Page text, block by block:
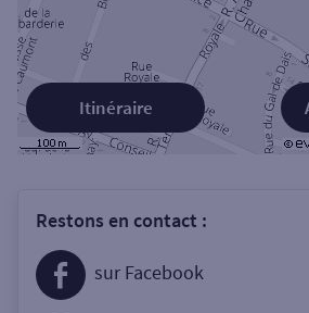
Itinéraire
Restons en contact :
sur Facebook